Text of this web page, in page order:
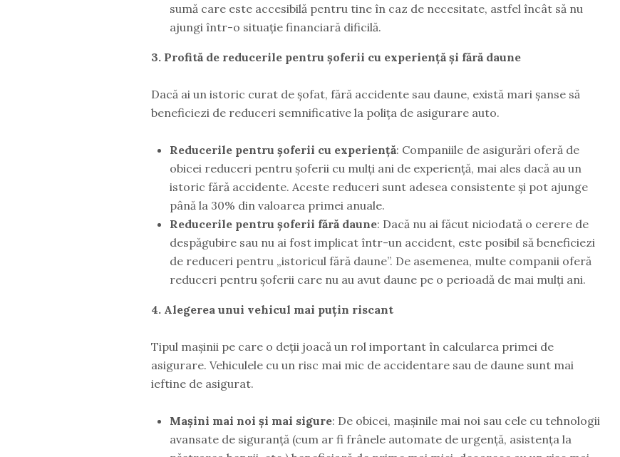
sumă care este accesibilă pentru tine în caz de necesitate, astfel încât să nu
ajungi într-o situație financiară dificilă.
3. Profită de reducerile pentru șoferii cu experiență și fără daune
Dacă ai un istoric curat de șofat, fără accidente sau daune, există mari șanse să
beneficiezi de reduceri semnificative la polița de asigurare auto.
Reducerile pentru șoferii cu experiență: Companiile de asigurări oferă de
obicei reduceri pentru șoferii cu mulți ani de experiență, mai ales dacă au un
istoric fără accidente. Aceste reduceri sunt adesea consistente și pot ajunge
până la 30% din valoarea primei anuale.
Reducerile pentru șoferii fără daune: Dacă nu ai făcut niciodată o cerere de
despăgubire sau nu ai fost implicat într-un accident, este posibil să beneficiezi
de reduceri pentru „istoricul fără daune”. De asemenea, multe companii oferă
reduceri pentru șoferii care nu au avut daune pe o perioadă de mai mulți ani.
4. Alegerea unui vehicul mai puțin riscant
Tipul mașinii pe care o deții joacă un rol important în calcularea primei de
asigurare. Vehiculele cu un risc mai mic de accidentare sau de daune sunt mai
ieftine de asigurat.
Mașini mai noi și mai sigure: De obicei, mașinile mai noi sau cele cu tehnologii
avansate de siguranță (cum ar fi frânele automate de urgență, asistența la